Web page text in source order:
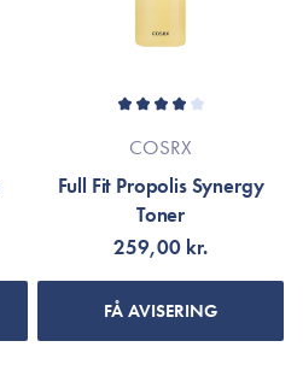
COSRX
Full Fit Propolis Synergy
Toner
259,00 kr.
FÅ AVISERING